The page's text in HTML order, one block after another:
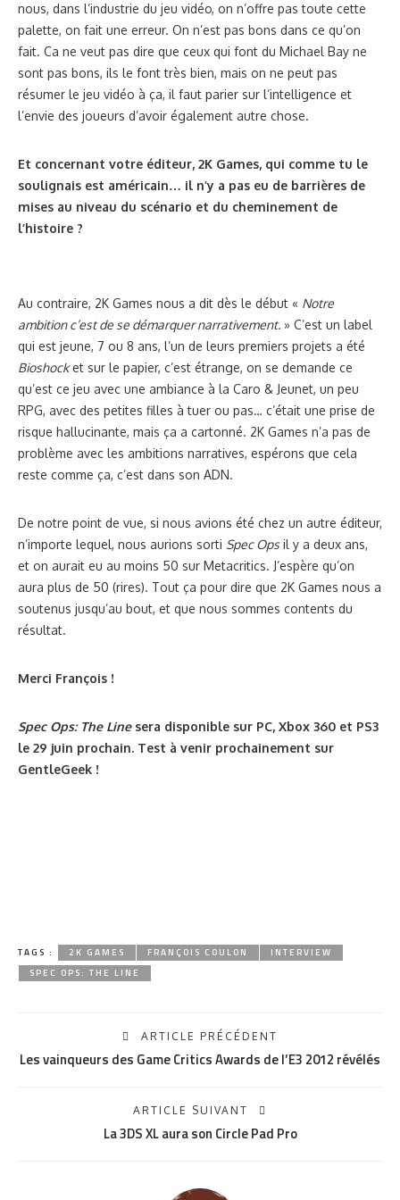
nous, dans l’industrie du jeu vidéo, on n’offre pas toute cette
palette, on fait une erreur. On n’est pas bons dans ce qu’on
fait. Ca ne veut pas dire que ceux qui font du Michael Bay ne
sont pas bons, ils le font très bien, mais on ne peut pas
résumer le jeu vidéo à ça, il faut parier sur l’intelligence et
l’envie des joueurs d’avoir également autre chose.
Et concernant votre éditeur, 2K Games, qui comme tu le
soulignais est américain… il n’y a pas eu de barrières de
mises au niveau du scénario et du cheminement de
l’histoire ?
Au contraire, 2K Games nous a dit dès le début « Notre
ambition c’est de se démarquer narrativement. » C’est un label
qui est jeune, 7 ou 8 ans, l’un de leurs premiers projets a été
Bioshocket sur le papier, c’est étrange, on se demande ce
qu’est ce jeu avec une ambiance à la Caro & Jeunet, un peu
RPG, avec des petites filles à tuer ou pas… c’était une prise de
risque hallucinante, mais ça a cartonné. 2K Games n’a pas de
problème avec les ambitions narratives, espérons que cela
reste comme ça, c’est dans son ADN.
De notre point de vue, si nous avions été chez un autre éditeur,
n’importe lequel, nous aurions sorti Spec Ops il y a deux ans,
et on aurait eu au moins 50 sur Metacritics. J’espère qu’on
aura plus de 50 (rires). Tout ça pour dire que 2K Games nous a
soutenus jusqu’au bout, et que nous sommes contents du
résultat.
Merci François !
Spec Ops: The Linesera disponible sur PC, Xbox 360 et PS3
le 29 juin prochain. Test à venir prochainement sur
GentleGeek !
TAGS : 2K GAMES FRANÇOIS COULON
INTERVIEW
SPEC OPS: THE LINE
ARTICLE PRÉCÉDENT
Les vainqueurs des Game Critics Awards de l’E3 2012 révélés
ARTICLE SUIVANT
La 3DS XL aura son Circle Pad Pro